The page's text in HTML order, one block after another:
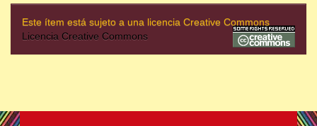
Este ítem está sujeto a una licencia Creative Commons
Licencia Creative Commons